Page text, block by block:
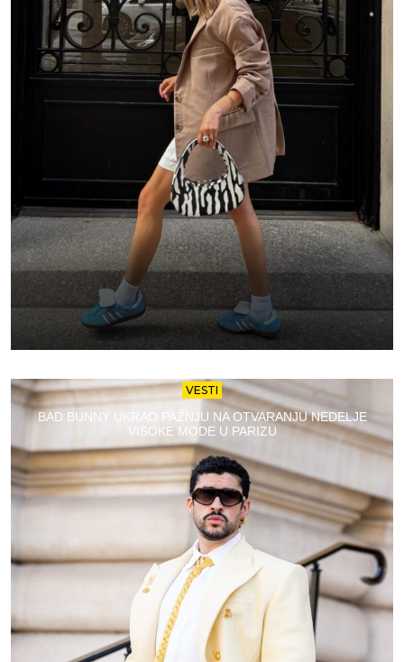
VESTI
BAD BUNNY UKRAO PAŽNJU NA OTVARANJU NEDELJE
VISOKE MODE U PARIZU